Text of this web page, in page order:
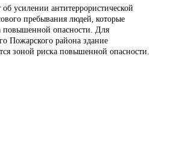
усилении антитеррористической
пребывания людей, которые
повышенной опасности. Для
Пожарского района здание
зоной риска повышенной опасности.